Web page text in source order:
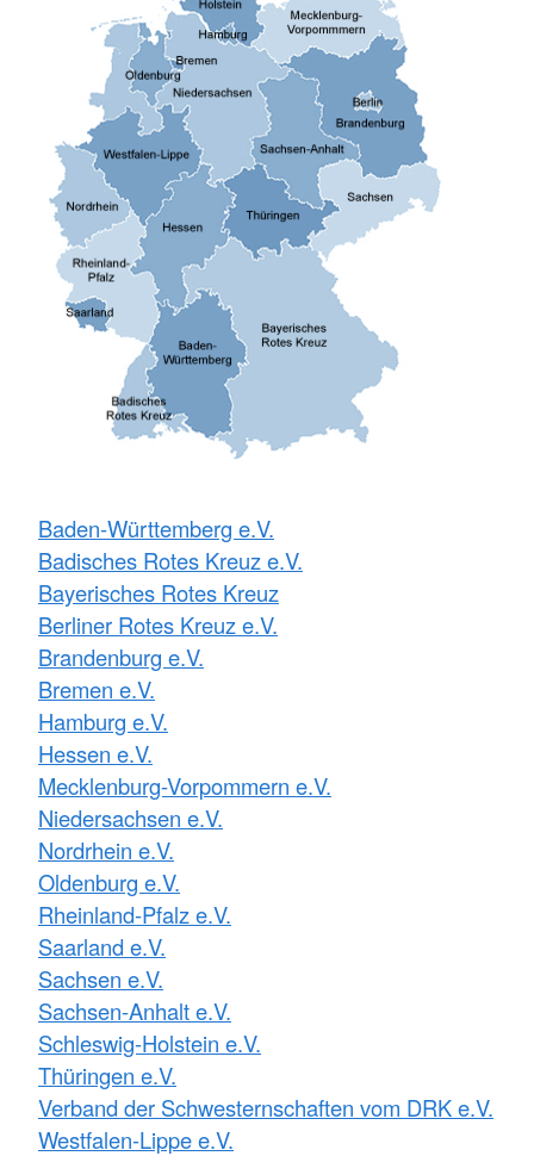
Baden-Württemberg e.V.
Badisches Rotes Kreuz e.V.
Bayerisches Rotes Kreuz
Berliner Rotes Kreuz e.V.
Brandenburg e.V.
Bremen e.V.
Hamburg e.V.
Hessen e.V.
Mecklenburg-Vorpommern e.V.
Niedersachsen e.V.
Nordrhein e.V.
Oldenburg e.V.
Rheinland-Pfalz e.V.
Saarland e.V.
Sachsen e.V.
Sachsen-Anhalt e.V.
Schleswig-Holstein e.V.
Thüringen e.V.
Verband der Schwesternschaften vom DRK e.V.
Westfalen-Lippe e.V.